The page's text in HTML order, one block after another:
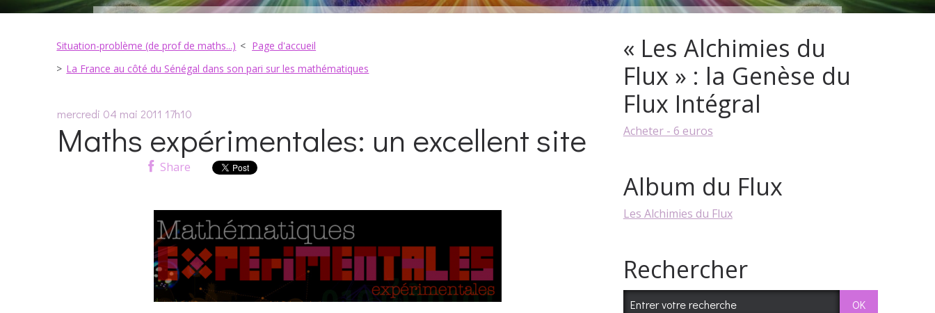
Situation-problème (de prof de maths...)
Page d'accueil
La France au côté du Sénégal dans son pari sur les mathématiques
mercredi 04 mai 2011 17h10
Maths expérimentales: un excellent site
Share
« Les Alchimies du
Flux » : la Genèse du
Flux Intégral
Acheter - 6 euros
Album du Flux
Les Alchimies du Flux
Rechercher